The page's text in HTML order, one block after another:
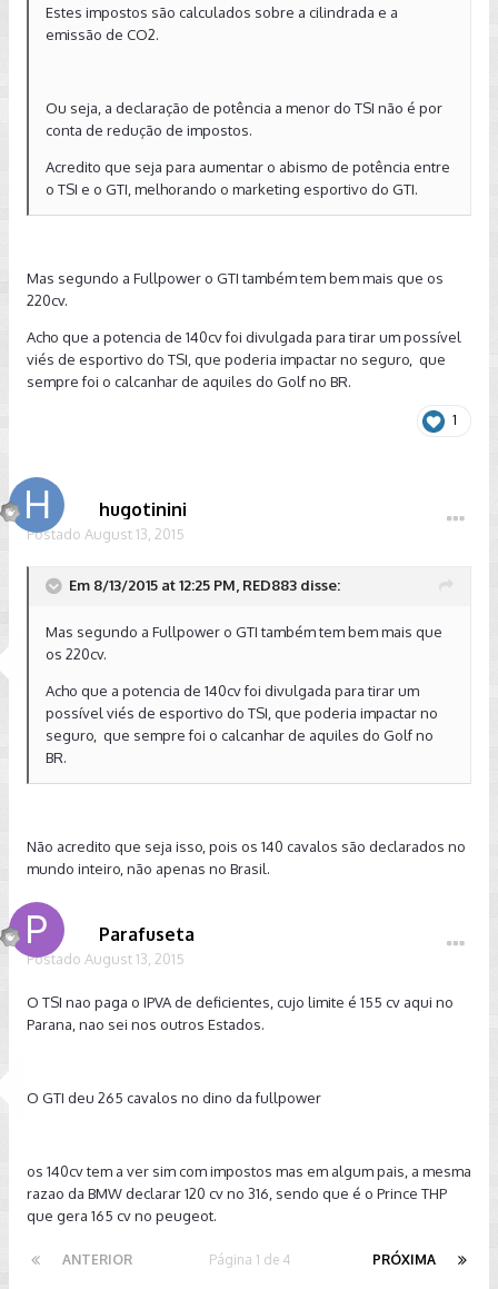
Estes impostos são calculados sobre a cilindrada e a
emissão de CO2.
Ou seja, a declaração de potência a menor do TSI não é por
conta de redução de impostos.
Acredito que seja para aumentar o abismo de potência entre
o TSI e o GTI, melhorando o marketing esportivo do GTI.
Mas segundo a Fullpower o GTI também tem bem mais que os
220cv.
Acho que a potencia de 140cv foi divulgada para tirar um possível
viés de esportivo do TSI, que poderia impactar no seguro, que
sempre foi o calcanhar de aquiles do Golf no BR.
1
hugotinini
Postado August 13, 2015
Em 8/13/2015 at 12:25 PM, RED883 disse:
Mas segundo a Fullpower o GTI também tem bem mais que
os 220cv.
Acho que a potencia de 140cv foi divulgada para tirar um
possível viés de esportivo do TSI, que poderia impactar no
seguro, que sempre foi o calcanhar de aquiles do Golf no
BR.
Não acredito que seja isso, pois os 140 cavalos são declarados no
mundo inteiro, não apenas no Brasil.
Parafuseta
Postado August 13, 2015
O TSI nao paga o IPVA de deficientes, cujo limite é 155 cv aqui no
Parana, nao sei nos outros Estados.
O GTI deu 265 cavalos no dino da fullpower
os 140cv tem a ver sim com impostos mas em algum pais, a mesma
razao da BMW declarar 120 cv no 316, sendo que é o Prince THP
que gera 165 cv no peugeot.
ANTERIOR PRÓXIMA
Página 1 de 4